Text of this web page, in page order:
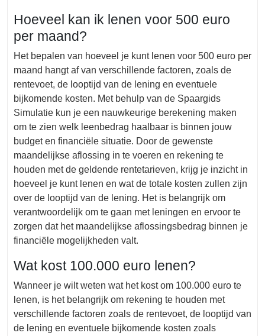
Hoeveel kan ik lenen voor 500 euro
per maand?
Het bepalen van hoeveel je kunt lenen voor 500 euro per
maand hangt af van verschillende factoren, zoals de
rentevoet, de looptijd van de lening en eventuele
bijkomende kosten. Met behulp van de Spaargids
Simulatie kun je een nauwkeurige berekening maken
om te zien welk leenbedrag haalbaar is binnen jouw
budget en financiële situatie. Door de gewenste
maandelijkse aflossing in te voeren en rekening te
houden met de geldende rentetarieven, krijg je inzicht in
hoeveel je kunt lenen en wat de totale kosten zullen zijn
over de looptijd van de lening. Het is belangrijk om
verantwoordelijk om te gaan met leningen en ervoor te
zorgen dat het maandelijkse aflossingsbedrag binnen je
financiële mogelijkheden valt.
Wat kost 100.000 euro lenen?
Wanneer je wilt weten wat het kost om 100.000 euro te
lenen, is het belangrijk om rekening te houden met
verschillende factoren zoals de rentevoet, de looptijd van
de lening en eventuele bijkomende kosten zoals